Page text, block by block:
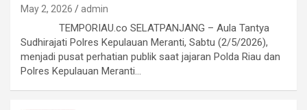
May 2, 2026 admin
TEMPORIAU.co SELATPANJANG – Aula Tantya
Sudhirajati Polres Kepulauan Meranti, Sabtu (2/5/2026),
menjadi pusat perhatian publik saat jajaran Polda Riau dan
Polres Kepulauan Meranti…